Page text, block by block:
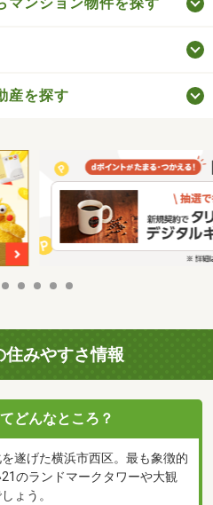
産を探す
住みやすさ情報
どんなところ？
遂げた横浜市西区。最も象徴的
のランドマークタワーや大観
ょう。